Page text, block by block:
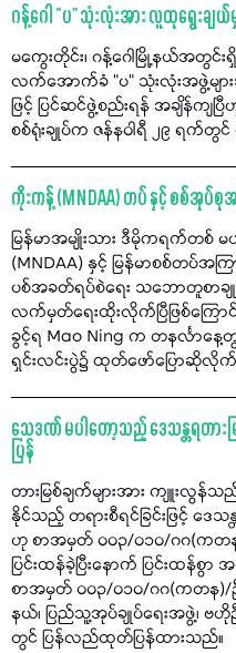
ဂန့်ဂေါ “ပ" သုံးလုံးအား လူထုရွေးချ
မကွေးတိုင်း၊ ဂန့်ဂေါမြို့နယ်အတွင်
လက်အောက်ခံ "ပ" သုံးလုံးအဖွဲ့မျာ
ဖြင့် ပြင်ဆင်ဖွဲ့စည်းရန် အချိန်က
စစ်ရုံးချုပ်က ဇန်နဝါရီ ၂၉ ရ
ကိုးကန့် (MNDAA) တပ် နှင့် စစ်အုပ်
မြန်မာအမျိုးသား ဒီမိုကရက်တစ်
(MNDAA) နှင့် မြန်မာစစ်တပ်အ
ပစ်အခတ်ရပ်စဲရေး သဘောတူစာချု
လက်မှတ်ရေးထိုးလိုက်ပြီဖြစ်ကြောင်း
ခွင့်ရ Mao Ning က တနင်္လာန
ရှင်းလင်းပွဲ၌ ထုတ်ဖော်ပြောဆိုလို
သေဒဏ် မပါတော့သည့် ဒေသန္တရတာ
ပြန်
တားမြစ်ချက်များအား ကျူး
နိုင်သည့် တရားစီရင်ခြင်းဖြင့် ဒ
ဟု စာအမှတ် ၀၀၃/၀၁၀/ဂဂ(ကတန)/
ပြင်းထန်ခဲ့ပြီးနောက် ပြင်းထန်စွ
စာအမှတ် ၀၀၃/၀၁၀/ဂဂ(ကတန)/ဦ
နယ်၊ ပြည်သူ့အုပ်ချုပ်ရေးအဖွဲ့၊
တွင် ပြန်လည်ထုတ်ပြန်ထားသည်။